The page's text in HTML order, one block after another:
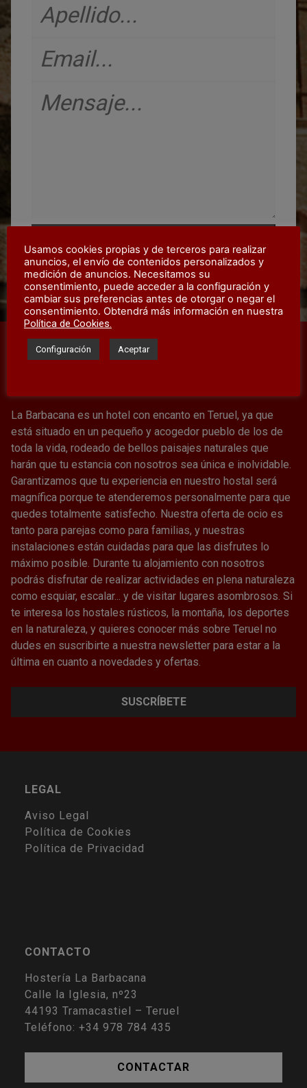
La Barbacana es un hotel con encanto en Teruel, ya que
está situado en un pequeño y acogedor pueblo de los de
toda la vida, rodeado de bellos paisajes naturales que
harán que tu estancia con nosotros sea única e inolvidable.
Garantizamos que tu experiencia en nuestro hostal será
magnífica porque te atenderemos personalmente para que
quedes totalmente satisfecho. Nuestra oferta de ocio es
tanto para parejas como para familias, y nuestras
instalaciones están cuidadas para que las disfrutes lo
máximo posible. Durante tu alojamiento con nosotros
podrás disfrutar de realizar actividades en plena naturaleza
como esquiar, escalar... y de visitar lugares asombrosos. Si
te interesa los hostales rústicos, la montaña, los deportes
en la naturaleza, y quieres conocer más sobre Teruel no
dudes en suscribirte a nuestra newsletter para estar a la
última en cuanto a novedades y ofertas.
SUSCRÍBETE
LEGAL
Aviso Legal
Política de Cookies
Política de Privacidad
CONTACTO
Hostería La Barbacana
Calle la Iglesia, nº23
44193 Tramacastiel – Teruel
Teléfono: +34 978 784 435
CONTACTAR
Usamos cookies propias y de terceros para realizar
anuncios, el envío de contenidos personalizados y
medición de anuncios. Necesitamos su
consentimiento, puede acceder a la configuración y
cambiar sus preferencias antes de otorgar o negar el
consentimiento. Obtendrá más información en nuestra
Política de Cookies.
Configuración Aceptar